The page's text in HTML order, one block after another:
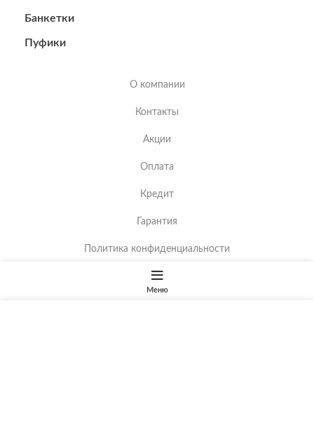
Банкетки
Пуфики
О компании
Контакты
Акции
Оплата
Кредит
Гарантия
Политика конфиденциальности
Оферта
Меню